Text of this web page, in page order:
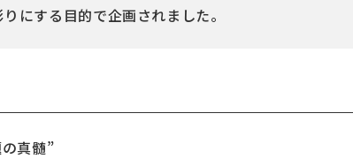
にする目的で企画されました。
真髄”